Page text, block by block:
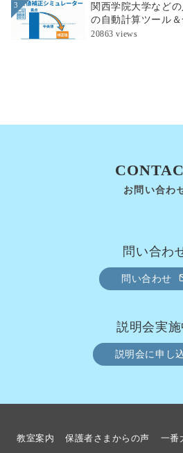
3
関西学院大学など
の自動計算ツール
20863 views
お問い合わ
問い合わ
問い合わせ
説明会実施
説明会に申し
教室案内 保護者さまからの声 一番